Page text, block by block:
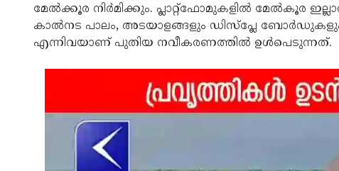
മേല്‍ക്കൂര നിര്‍മിക്കും. പ്ലാറ്റ്‌ഫോമുകളില്‍ മേല്‍കൂര
കാല്‍നട പാലം, അടയാളങ്ങളും ഡിസ്പ്ലേ
എന്നിവയാണ് പുതിയ നവീകരണത്തില്‍ ഉള്‍പെടുന്നത്.